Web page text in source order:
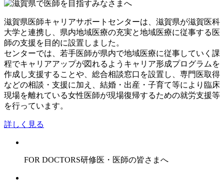
滋賀県医師キャリアサポートセンターは、滋賀県が滋賀医科
大学と連携し、県内地域医療の充実と地域医療に従事する医
師の支援を目的に設置しました。
センターでは、若手医師が県内で地域医療に従事していく課
程でキャリアアップが図れるようキャリア形成プログラムを
作成し支援することや、総合相談窓口を設置し、専門医取得
などの相談・支援に加え、結婚・出産・子育て等により臨床
現場を離れている女性医師が現場復帰するための就労支援等
を行っています。
詳しく見る
FOR DOCTORS研修医・医師の皆さまへ